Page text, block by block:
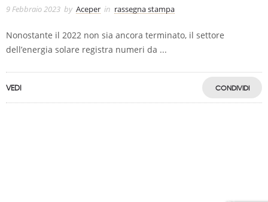
9 Febbraio 2023 by Aceper in rassegna stampa
Nonostante il 2022 non sia ancora terminato, il settore
dell’energia solare registra numeri da ...
VEDI CONDIVIDI